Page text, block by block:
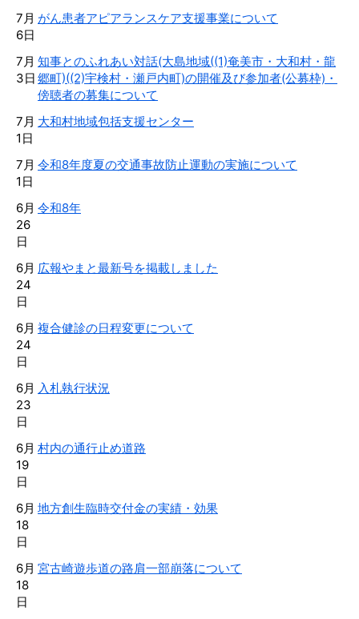
7月
6日
がん患者アピアランスケア支援事業について
7月
3日
知事とのふれあい対話(大島地域((1)奄美市・大和村・龍
郷町)((2)宇検村・瀬戸内町)の開催及び参加者(公募枠)・
傍聴者の募集について
7月
1日
大和村地域包括支援センター
7月
1日
令和8年度夏の交通事故防止運動の実施について
6月
26
日
令和8年
6月
24
日
広報やまと最新号を掲載しました
6月
24
日
複合健診の日程変更について
6月
23
日
入札執行状況
6月
19
日
村内の通行止め道路
6月
18
日
地方創生臨時交付金の実績・効果
6月
18
日
宮古崎遊歩道の路肩一部崩落について